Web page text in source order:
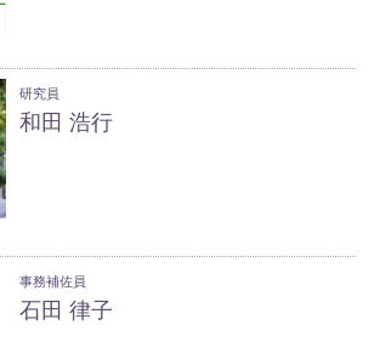
研究員
和田 浩行
事務補佐員
石田 律子